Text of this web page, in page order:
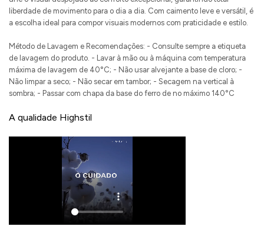
liberdade de movimento para o dia a dia. Com caimento leve e versátil, é
a escolha ideal para compor visuais modernos com praticidade e estilo.
Método de Lavagem e Recomendações: - Consulte sempre a etiqueta
de lavagem do produto. - Lavar à mão ou à máquina com temperatura
máxima de lavagem de 40°C; - Não usar alvejante a base de cloro; -
Não limpar a seco; - Não secar em tambor; - Secagem na vertical à
sombra; - Passar com chapa da base do ferro de no máximo 140°C
A qualidade Highstil